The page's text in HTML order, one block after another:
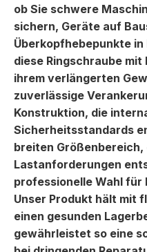
ob Sie schwere
sichern, Geräte auf
Überkopfhebepunkte
diese Ringschraube
ihrem verlängerten
zuverlässige
Konstruktion, die
Sicherheitsstandards
breiten Größenbereich,
Lastanforderungen
professionelle Wahl
Unser Produkt hält mit
einen gesunden
gewährleistet so eine